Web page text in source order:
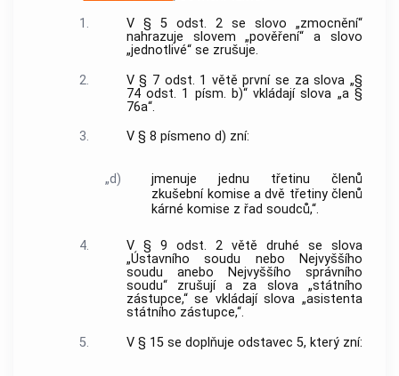
1.
V § 5 odst. 2 se slovo „zmocnění“
nahrazuje slovem „pověření“ a slovo
„jednotlivé“ se zrušuje.
2.
V § 7 odst. 1 větě první se za slova „§
74 odst. 1 písm. b)“ vkládají slova „a §
76a“.
3.
V § 8 písmeno d) zní:
„d)
jmenuje jednu třetinu členů
zkušební komise a dvě třetiny členů
kárné komise z řad soudců,“.
4.
V § 9 odst. 2 větě druhé se slova
„Ústavního soudu nebo Nejvyššího
soudu anebo Nejvyššího správního
soudu“ zrušují a za slova „státního
zástupce,“ se vkládají slova „asistenta
státního zástupce,“.
5.
V § 15 se doplňuje odstavec 5, který zní: